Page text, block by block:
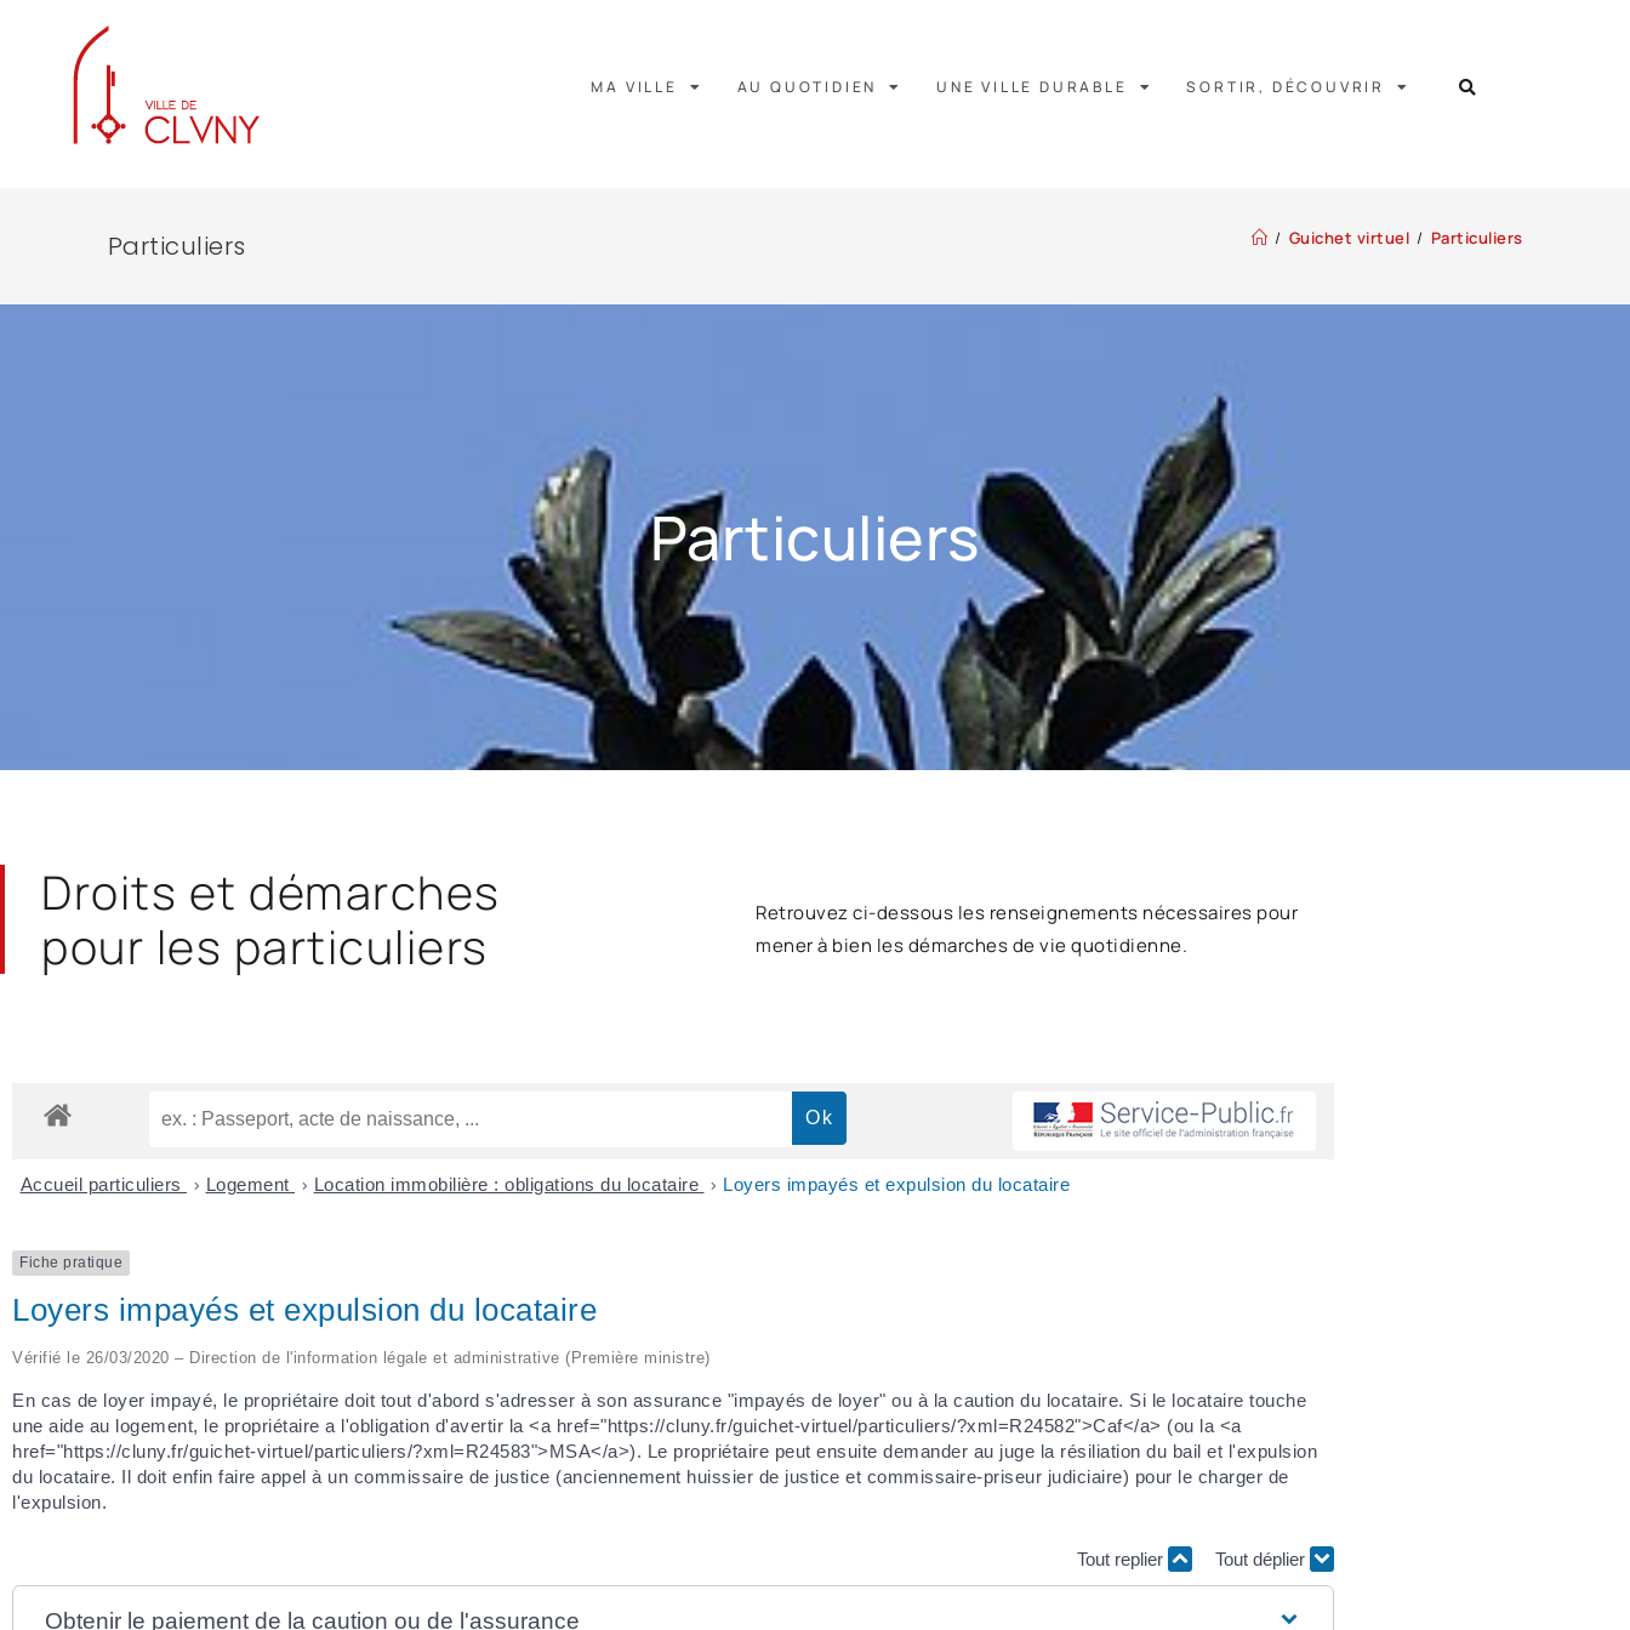
MA VILLE AU QUOTIDIEN UNE VILLE DURABLE SORTIR, DÉCOUVRIR
Particuliers / Guichet virtuel / Particuliers
Particuliers
Droits et démarches
pour les particuliers
Retrouvez ci-dessous les renseignements nécessaires pour
mener à bien les démarches de vie quotidienne.
Accueil particuliers > Logement > Location immobilière : obligations du locataire > Loyers impayés et expulsion du locataire
Fiche pratique
Loyers impayés et expulsion du locataire
Vérifié le 26/03/2020 – Direction de l'information légale et administrative (Première ministre)
En cas de loyer impayé, le propriétaire doit tout d'abord s'adresser à son assurance "impayés de loyer" ou à la caution du locataire. Si le locataire touche
une aide au logement, le propriétaire a l'obligation d'avertir la <a href="https://cluny.fr/guichet-virtuel/particuliers/?xml=R24582">Caf</a> (ou la <a
href="https://cluny.fr/guichet-virtuel/particuliers/?xml=R24583">MSA</a>). Le propriétaire peut ensuite demander au juge la résiliation du bail et l'expulsion
du locataire. Il doit enfin faire appel à un commissaire de justice (anciennement huissier de justice et commissaire-priseur judiciaire) pour le charger de
l'expulsion.
Tout replier Tout déplier
Obtenir le paiement de la caution ou de l'assurance